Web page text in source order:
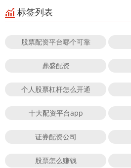
标签列表
股票配资平台哪个可靠
鼎盛配资
个人股票杠杆怎么开通
十大配资平台app
证券配资公司
股票怎么赚钱